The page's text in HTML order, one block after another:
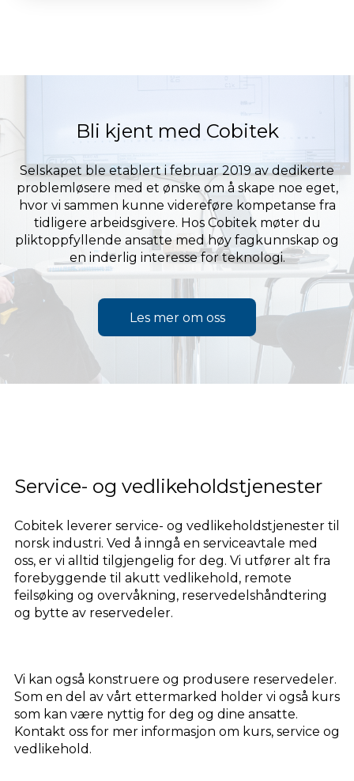
Bli kjent med Cobitek
Selskapet ble etablert i februar 2019 av dedikerte
problemløsere med et ønske om å skape noe eget,
hvor vi sammen kunne videreføre kompetanse fra
tidligere arbeidsgivere. Hos Cobitek møter du
pliktoppfyllende ansatte med høy fagkunnskap og
en inderlig interesse for teknologi.
Les mer om oss
Service- og vedlikeholdstjenester
Cobitek leverer service- og vedlikeholdstjenester til
norsk industri. Ved å inngå en serviceavtale med
oss, er vi alltid tilgjengelig for deg. Vi utfører alt fra
forebyggende til akutt vedlikehold, remote
feilsøking og overvåkning, reservedelshåndtering
og bytte av reservedeler.
Vi kan også konstruere og produsere reservedeler.
Som en del av vårt ettermarked holder vi også kurs
som kan være nyttig for deg og dine ansatte.
Kontakt oss for mer informasjon om kurs, service og
vedlikehold.